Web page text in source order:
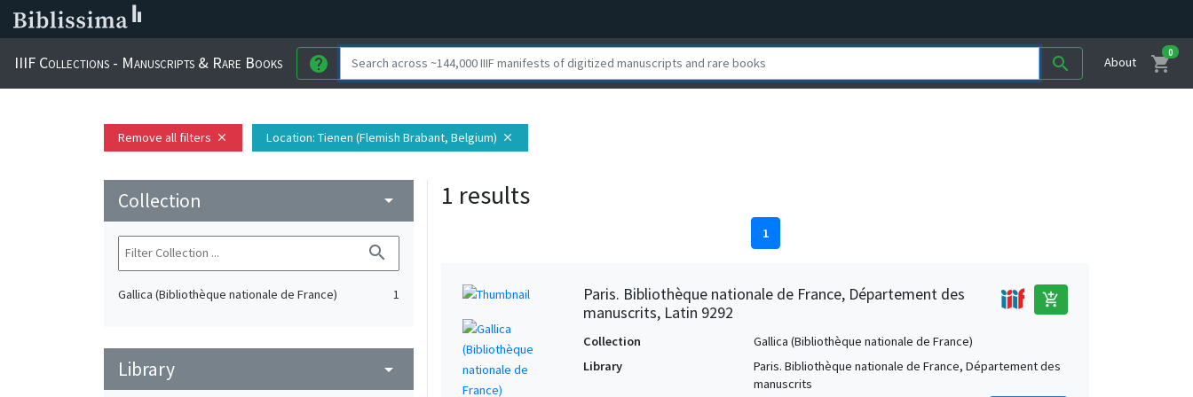
IIIF Collections - Manuscripts & Rare Books help search About shopping_cart
0
Remove all filters close Location: Tienen (Flemish Brabant, Belgium) close
Collection arrow_drop_down
search
Gallica (Bibliothèque nationale de France) 1
Library arrow_drop_down
1 results
1
Paris. Bibliothèque nationale de France, Département des
manuscrits, Latin 9292
add_shopping_cart
Collection
Gallica (Bibliothèque nationale de France)
Library
Paris. Bibliothèque nationale de France, Département des
manuscrits